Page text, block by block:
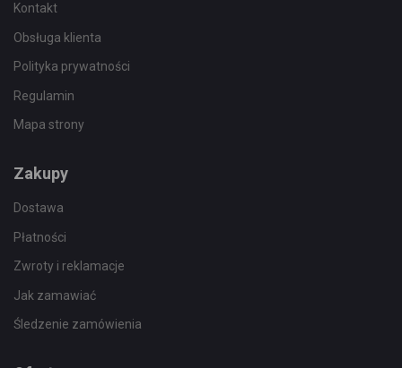
Kontakt
Obsługa klienta
Polityka prywatności
Regulamin
Mapa strony
Zakupy
Dostawa
Płatności
Zwroty i reklamacje
Jak zamawiać
Śledzenie zamówienia